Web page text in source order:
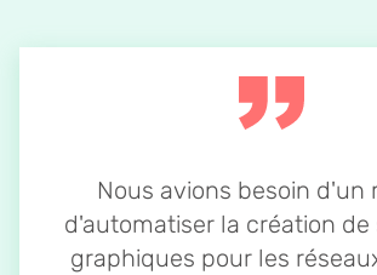
Nous avions besoin d'un
d'automatiser la création de
graphiques pour les